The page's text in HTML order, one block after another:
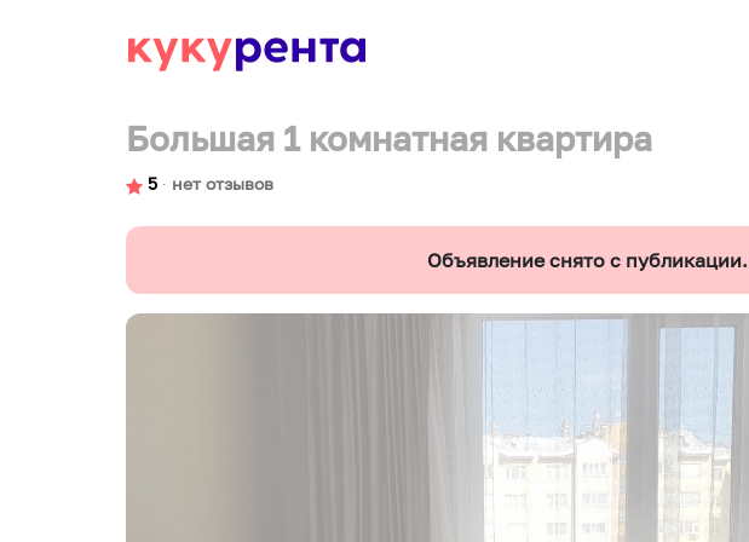
Большая 1 комнатная квартира
5 ∙ нет отзывов
Объявление снято с публикации.